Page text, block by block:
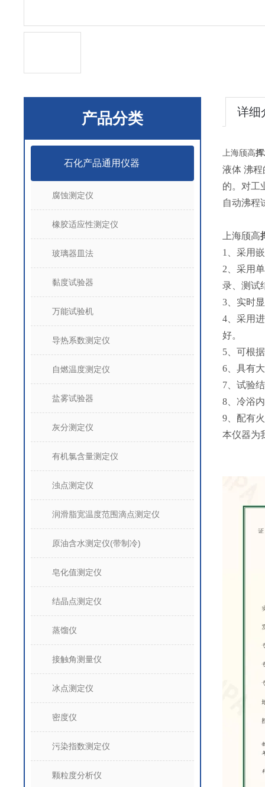
产品分类
石化产品通用仪器
腐蚀测定仪
橡胶适应性测定仪
玻璃器皿法
黏度试验器
万能试验机
导热系数测定仪
自燃温度测定仪
盐雾试验器
灰分测定仪
有机氯含量测定仪
浊点测定仪
润滑脂宽温度范围滴点测定仪
原油含水测定仪(带制冷)
皂化值测定仪
结晶点测定仪
蒸馏仪
接触角测量仪
冰点测定仪
密度仪
污染指数测定仪
颗粒度分析仪
详细
上海颀高
液体 沸程
的。对工
自动沸程
上海颀高
1、采用
2、采用
录、测试
3、实时
4、采用
好。
5、可根
6、具有
7、试验
8、冷浴
9、配有
本仪器为